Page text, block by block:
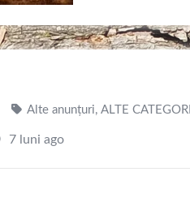
Alte anunțuri, ALTE CATEGORII
7 luni ago